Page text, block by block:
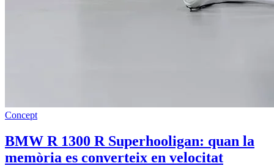
Concept
BMW R 1300 R Superhooligan: quan la
memòria es converteix en velocitat